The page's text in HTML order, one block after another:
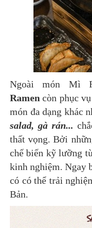
Ngoài món Mì
Ramen còn phục
món đa dạng khác
salad, gà rán...
thất vọng. Bởi
chế biến kỹ lưỡng
kinh nghiệm. Ngay
có có thể trải
Bản.